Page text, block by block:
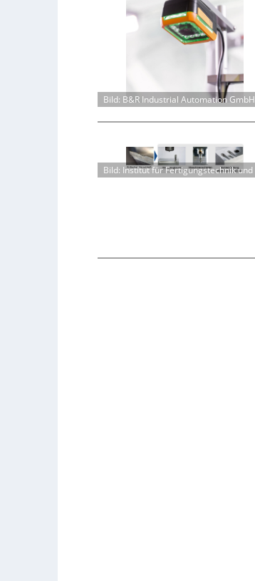
Bild: B&R Industrial Automation GmbH
Bild: Institut für Fertigungstechnik und